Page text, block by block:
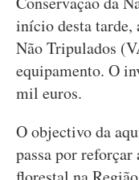
início desta tarde,
Não Tripulados
equipamento. O
mil euros.
O objectivo da
passa por